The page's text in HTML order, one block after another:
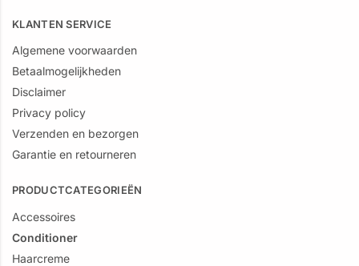
KLANTEN SERVICE
Algemene voorwaarden
Betaalmogelijkheden
Disclaimer
Privacy policy
Verzenden en bezorgen
Garantie en retourneren
PRODUCTCATEGORIEËN
Accessoires
Conditioner
Haarcreme